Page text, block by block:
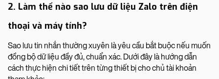
2. Làm thế nào sao lưu dữ liệu Zalo trên điện
thoại và máy tính?
Sao lưu tin nhắn thường xuyên là yêu cầu bắt buộc nếu muốn
đồng bộ dữ liệu đầy đủ, chuẩn xác. Dưới đây là hướng dẫn
cách thực hiện chi tiết trên từng thiết bị cho chủ tài khoản